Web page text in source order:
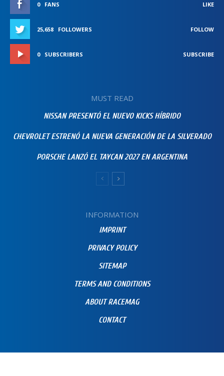
0 FANS LIKE
25,658 FOLLOWERS FOLLOW
0 SUBSCRIBERS SUBSCRIBE
MUST READ
NISSAN PRESENTÓ EL NUEVO KICKS HÍBRIDO
CHEVROLET ESTRENÓ LA NUEVA GENERACIÓN DE LA SILVERADO
PORSCHE LANZÓ EL TAYCAN 2027 EN ARGENTINA
INFORMATION
IMPRINT
PRIVACY POLICY
SITEMAP
TERMS AND CONDITIONS
ABOUT RACEMAG
CONTACT